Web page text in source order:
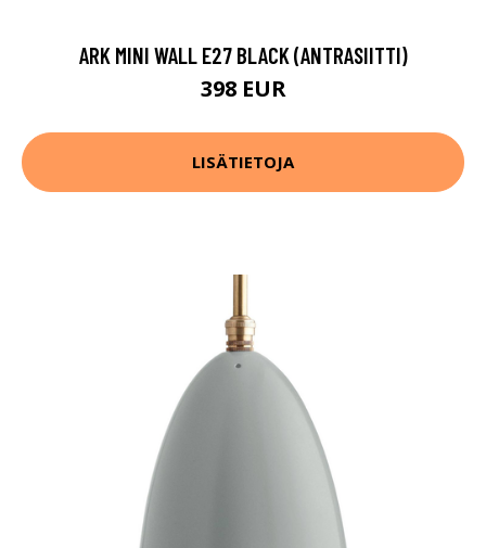
ARK MINI WALL E27 BLACK (ANTRASIITTI)
398 EUR
LISÄTIETOJA